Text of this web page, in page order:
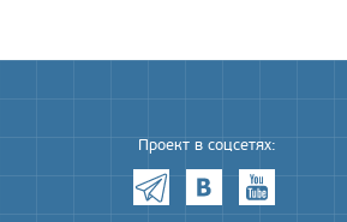
Проект в соцсетях: